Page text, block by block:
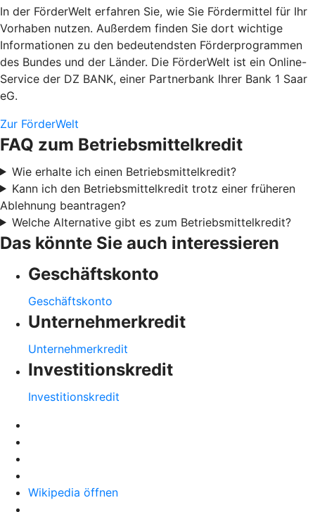
In der FörderWelt erfahren Sie, wie Sie Fördermittel für Ihr
Vorhaben nutzen. Außerdem finden Sie dort wichtige
Informationen zu den bedeutendsten Förderprogrammen
des Bundes und der Länder. Die FörderWelt ist ein Online-
Service der DZ BANK, einer Partnerbank Ihrer Bank 1 Saar
eG.
Zur FörderWelt
FAQ zum Betriebsmittelkredit
Wie erhalte ich einen Betriebsmittelkredit?
Kann ich den Betriebsmittelkredit trotz einer früheren
Ablehnung beantragen?
Welche Alternative gibt es zum Betriebsmittelkredit?
Das könnte Sie auch interessieren
Geschäftskonto
Geschäftskonto
Unternehmerkredit
Unternehmerkredit
Investitionskredit
Investitionskredit
Wikipedia öffnen